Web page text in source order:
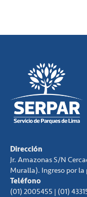
Dirección
Jr. Amazonas S/N
Muralla). Ingreso por la
Teléfono
(01) 2005455 | (01)